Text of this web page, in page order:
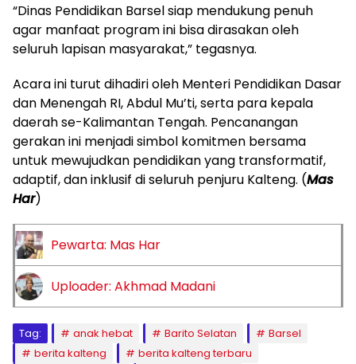
“Dinas Pendidikan Barsel siap mendukung penuh
agar manfaat program ini bisa dirasakan oleh
seluruh lapisan masyarakat,” tegasnya.
Acara ini turut dihadiri oleh Menteri Pendidikan Dasar
dan Menengah RI, Abdul Mu’ti, serta para kepala
daerah se-Kalimantan Tengah. Pencanangan
gerakan ini menjadi simbol komitmen bersama
untuk mewujudkan pendidikan yang transformatif,
adaptif, dan inklusif di seluruh penjuru Kalteng. (Mas
Har)
Pewarta: Mas Har
Uploader: Akhmad Madani
Tag: anak hebat Barito Selatan
Barsel
berita kalteng
berita kalteng terbaru